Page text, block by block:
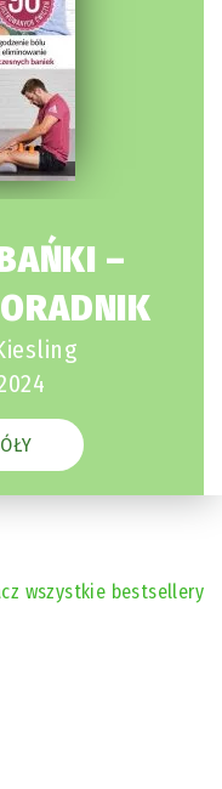
–
wszystkie bestsellery